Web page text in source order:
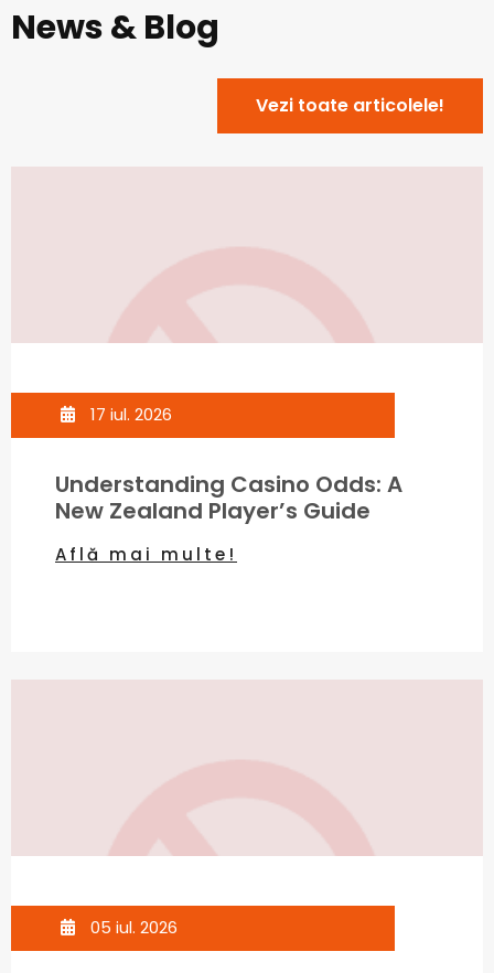
News & Blog
Vezi toate articolele!
17 iul. 2026
Understanding Casino Odds: A
New Zealand Player’s Guide
Află mai multe!
05 iul. 2026